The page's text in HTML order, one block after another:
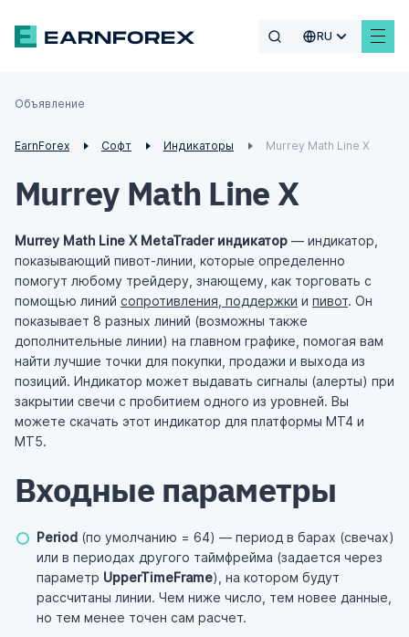
RU
Объявление
EarnForex Софт Индикаторы Murrey Math Line X
Murrey Math Line X
Murrey Math Line X MetaTrader индикатор — индикатор,
показывающий пивот-линии, которые определенно
помогут любому трейдеру, знающему, как торговать с
помощью линий сопротивления, поддержки и пивот. Он
показывает 8 разных линий (возможны также
дополнительные линии) на главном графике, помогая вам
найти лучшие точки для покупки, продажи и выхода из
позиций. Индикатор может выдавать сигналы (алерты) при
закрытии свечи с пробитием одного из уровней. Вы
можете скачать этот индикатор для платформы MT4 и
MT5.
Входные параметры
Period (по умолчанию = 64) — период в барах (свечах)
или в периодах другого таймфрейма (задается через
параметр UpperTimeFrame), на котором будут
рассчитаны линии. Чем ниже число, тем новее данные,
но тем менее точен сам расчет.